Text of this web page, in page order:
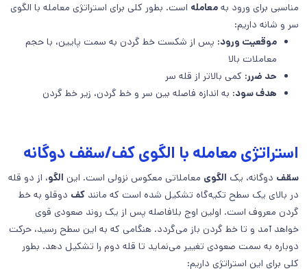
مناسبی برای ورود به معامله است. بطور کلی برای استراتژی معامله با الگوی
سر و شانه داریم:
موقعیت ورود: پس از شکست خط گردن به سمت پایین، با حجم
معاملات بالا
حد ضرر: کمی بالاتر از قله سر
هدف سود: به اندازه فاصله بین سر و خط گردن، زیر خط گردن
استراتژی معامله با الگوی کف/سقف دوگانه
سقف دوگانه، یک الگوی معاملاتی معکوس نزولی است. این الگو، از دو قله
در بالای یک سطح تکیه‌گاه تشکیل شده است که مانند کف دوقلو به خط
گردن معروف است. اولین اوج بلافاصله پس از یک روند صعودی قوی
خواهد آمد و تا خط گردن باز می‌گردد. هنگامی که به این سطح رسید، حرکت
دوباره به سمت صعودی تغییر می‌نماید تا قله دوم را تشکیل دهد. بطور
کلی برای این استراتژی داریم: